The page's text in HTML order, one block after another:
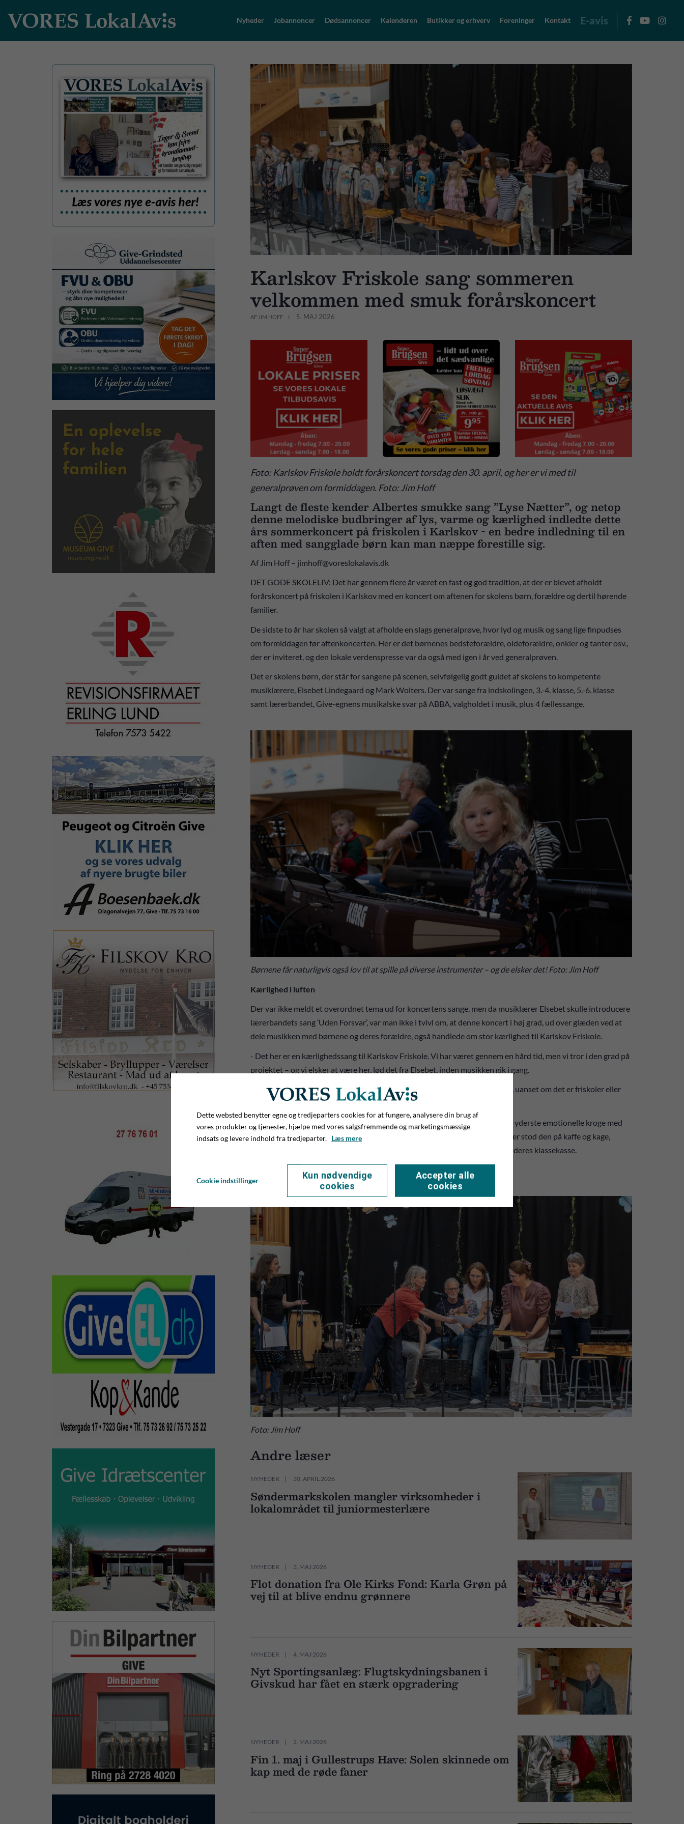
Nyheder Jobannoncer Dødsannoncer Kalenderen Butikker og erhverv Foreninger Kontakt E-avis
Karlskov Friskole sang sommeren
velkommen med smuk forårskoncert
AF JIM HOFF 5. MAJ 2026
Foto: Karlskov Friskole holdt forårskoncert torsdag den 30. april, og her er vi med til
generalprøven om formiddagen. Foto: Jim Hoff
Langt de fleste kender Albertes smukke sang ”Lyse Nætter”, og netop
denne melodiske budbringer af lys, varme og kærlighed indledte dette
års sommerkoncert på friskolen i Karlskov - en bedre indledning til en
aften med sangglade børn kan man næppe forestille sig.
Af Jim Hoff – jimhoff@voreslokalavis.dk
DET GODE SKOLELIV: Det har gennem flere år været en fast og god tradition, at der er blevet afholdt
forårskoncert på friskolen i Karlskov med en koncert om aftenen for skolens børn, forældre og dertil hørende
familier.
De sidste to år har skolen så valgt at afholde en slags generalprøve, hvor lyd og musik og sang lige finpudses
om formiddagen før aftenkoncerten. Her er det børnenes bedsteforældre, oldeforældre, onkler og tanter osv.,
der er inviteret, og den lokale verdenspresse var da også med igen i år ved generalprøven.
Det er skolens børn, der står for sangene på scenen, selvfølgelig godt guidet af skolens to kompetente
musiklærere, Elsebet Lindegaard og Mark Wolters. Der var sange fra indskolingen, 3.-4. klasse, 5.-6. klasse
samt lærerbandet, Give-egnens musikalske svar på ABBA, valgholdet i musik, plus 4 fællessange.
Børnene får naturligvis også lov til at spille på diverse instrumenter – og de elsker det! Foto: Jim Hoff
Kærlighed i luften
Der var ikke meldt et overordnet tema ud for koncertens sange, men da musiklærer Elsebet skulle introducere
lærerbandets sang ’Uden Forsvar’, var man ikke i tvivl om, at denne koncert i høj grad, ud over glæden ved at
dele musikken med børnene og deres forældre, også handlede om stor kærlighed til Karlskov Friskole.
- Det her er en kærlighedssang til Karlskov Friskole. Vi har været gennem en hård tid, men vi tror i den grad på
projektet – og vi elsker at være her, lød det fra Elsebet, inden musikken gik i gang.
Et smukt statement, og hvis der er noget vores skoler i den grad har brug for, uanset om det er friskoler eller
folkeskoler, så er det netop ildsjæle, der brænder for og elsker deres job.
Aftenen lukkede med Anne Linnets smukke ’Forårssang’ – hvor vi er ude i de yderste emotionelle kroge med
følelser af både sorg og livsglæde – og kærlighed! Smuk afslutning, og derefter stod den på kaffe og kage,
faciliteret af skolens 6. klasse, der den vej rundt kunne tjene lidt håndører til deres klassekasse.
Du kan se flere fotos fra forårskoncerten HER
Foto: Jim Hoff
Andre læser
NYHEDER 30. APRIL 2026
Søndermarkskolen mangler virksomheder i
lokalområdet til juniormesterlære
NYHEDER 3. MAJ 2026
Flot donation fra Ole Kirks Fond: Karla Grøn på
vej til at blive endnu grønnere
NYHEDER 4. MAJ 2026
Nyt Sportingsanlæg: Flugtskydningsbanen i
Givskud har fået en stærk opgradering
NYHEDER 2. MAJ 2026
Fin 1. maj i Gullestrups Have: Solen skinnede om
kap med de røde faner
Dette websted benytter egne og tredjeparters cookies for at fungere, analysere din brug af
vores produkter og tjenester, hjælpe med vores salgsfremmende og marketingsmæssige
indsats og levere indhold fra tredjeparter. Læs mere
Cookie indstillinger
Kun nødvendige
cookies
Accepter alle
cookies